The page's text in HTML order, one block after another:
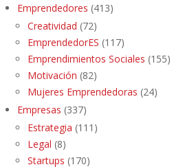
Emprendedores (413)
Creatividad (72)
EmprendedorES (117)
Emprendimientos Sociales (155)
Motivación (82)
Mujeres Emprendedoras (24)
Empresas (337)
Estrategia (111)
Legal (8)
Startups (170)